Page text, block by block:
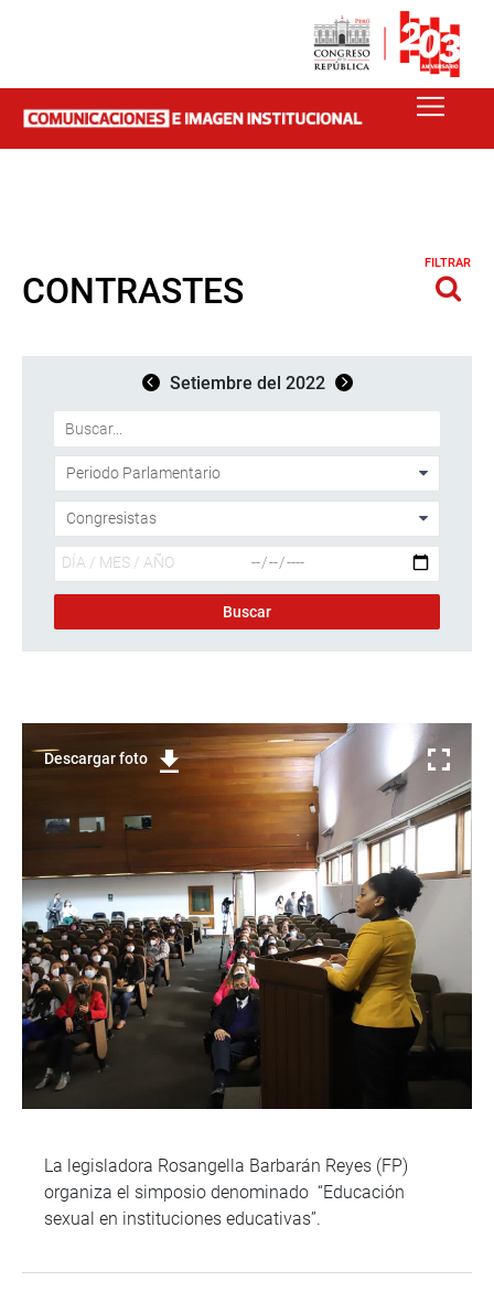
CONTRASTES
FILTRAR
Setiembre del 2022
Descargar foto
La legisladora Rosangella Barbarán Reyes (FP)
organiza el simposio denominado “Educación
sexual en instituciones educativas”.